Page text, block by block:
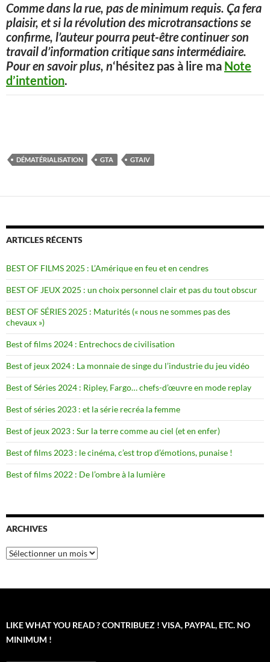
Comme dans la rue, pas de minimum requis. Ça fera
plaisir, et si la révolution des microtransactions se
confirme, l’auteur pourra peut-être continuer son
travail d’information critique sans intermédiaire.
Pour en savoir plus, n‘hésitez pas à lire ma Note
d’intention.
DÉMATÉRIALISATION GTA GTAIV
ARTICLES RÉCENTS
BEST OF FILMS 2025 : L’Amérique en feu et en cendres
BEST OF JEUX 2025 : un choix personnel clair et pas du tout obscur
BEST OF SÉRIES 2025 : Maturités (« nous ne sommes pas des
chevaux »)
Best of films 2024 : Entrechocs de civilisation
Best of jeux 2024 : La monnaie de singe du l’industrie du jeu vidéo
Best of Séries 2024 : Ripley, Fargo… chefs-d’œuvre en mode replay
Best of séries 2023 : et la série recréa la femme
Best of jeux 2023 : Sur la terre comme au ciel (et en enfer)
Best of films 2023 : le cinéma, c’est trop d’émotions, punaise !
Best of films 2022 : De l’ombre à la lumière
ARCHIVES
Archives
LIKE WHAT YOU READ ? CONTRIBUEZ ! VISA, PAYPAL, ETC. NO
MINIMUM !